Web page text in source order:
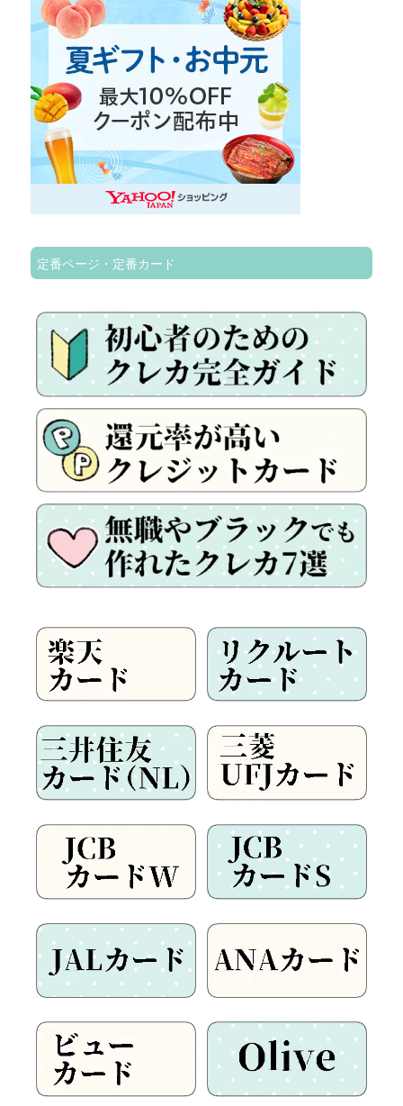
定番ページ・定番カード